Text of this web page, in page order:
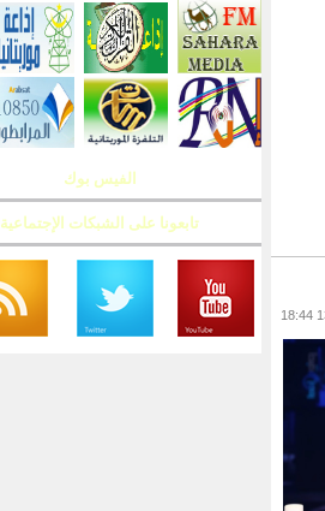
الفيس بوك
تابعونا على الشبكات الإجتماعية